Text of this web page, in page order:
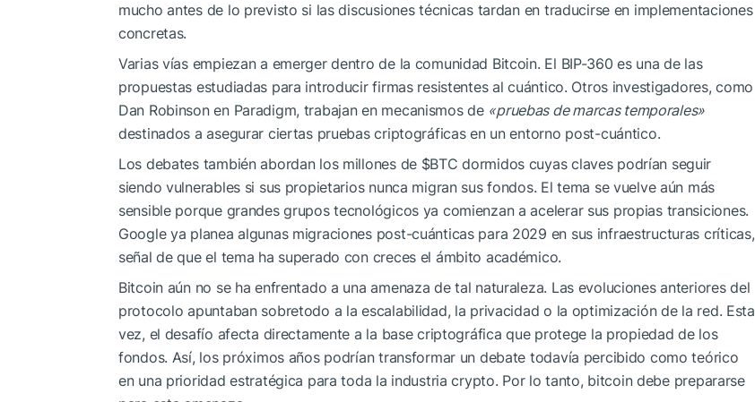
mucho antes de lo previsto si las discusiones técnicas tardan en traducirse en implementaciones
concretas.
Varias vías empiezan a emerger dentro de la comunidad Bitcoin. El BIP-360 es una de las
propuestas estudiadas para introducir firmas resistentes al cuántico. Otros investigadores, como
Dan Robinson en Paradigm, trabajan en mecanismos de «pruebas de marcas temporales»
destinados a asegurar ciertas pruebas criptográficas en un entorno post-cuántico.
Los debates también abordan los millones de $BTC dormidos cuyas claves podrían seguir
siendo vulnerables si sus propietarios nunca migran sus fondos. El tema se vuelve aún más
sensible porque grandes grupos tecnológicos ya comienzan a acelerar sus propias transiciones.
Google ya planea algunas migraciones post-cuánticas para 2029 en sus infraestructuras críticas,
señal de que el tema ha superado con creces el ámbito académico.
Bitcoin aún no se ha enfrentado a una amenaza de tal naturaleza. Las evoluciones anteriores del
protocolo apuntaban sobretodo a la escalabilidad, la privacidad o la optimización de la red. Esta
vez, el desafío afecta directamente a la base criptográfica que protege la propiedad de los
fondos. Así, los próximos años podrían transformar un debate todavía percibido como teórico
en una prioridad estratégica para toda la industria crypto. Por lo tanto, bitcoin debe prepararse